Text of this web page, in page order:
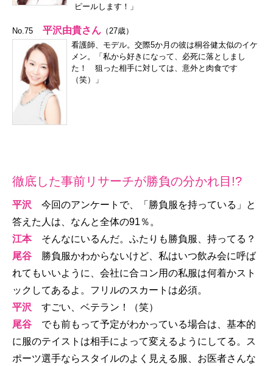
ピールします！」
No.75 平沢由貴さん （27歳）
看護師、モデル。交際5か月の彼は桐谷健太似のイケ
メン。「私から好きになって、必死に落としまし
た！ 狙った相手に対しては、意外と肉食です
（笑）」
徹底した事前リサーチが勝負の分かれ目!?
平沢 今回のアンケートで、「勝負服を持っている」と
答えた人は、なんと全体の91％。
江本そんなにいるんだ。ふたりも勝負服、持ってる？
尾谷 勝負服かわからないけど、私はいつ飲み会に呼ば
れてもいいように、会社に合コン用の私服は何着かスト
ックしてあるよ。フリルのスカートは必須。
平沢 すごい、ベテラン！（笑）
尾谷 でも前もって予定がわかっている場合は、基本的
に服のテイストは相手によって変えるようにしてる。ス
ポーツ選手ならスタイルのよく見える服、お医者さんな